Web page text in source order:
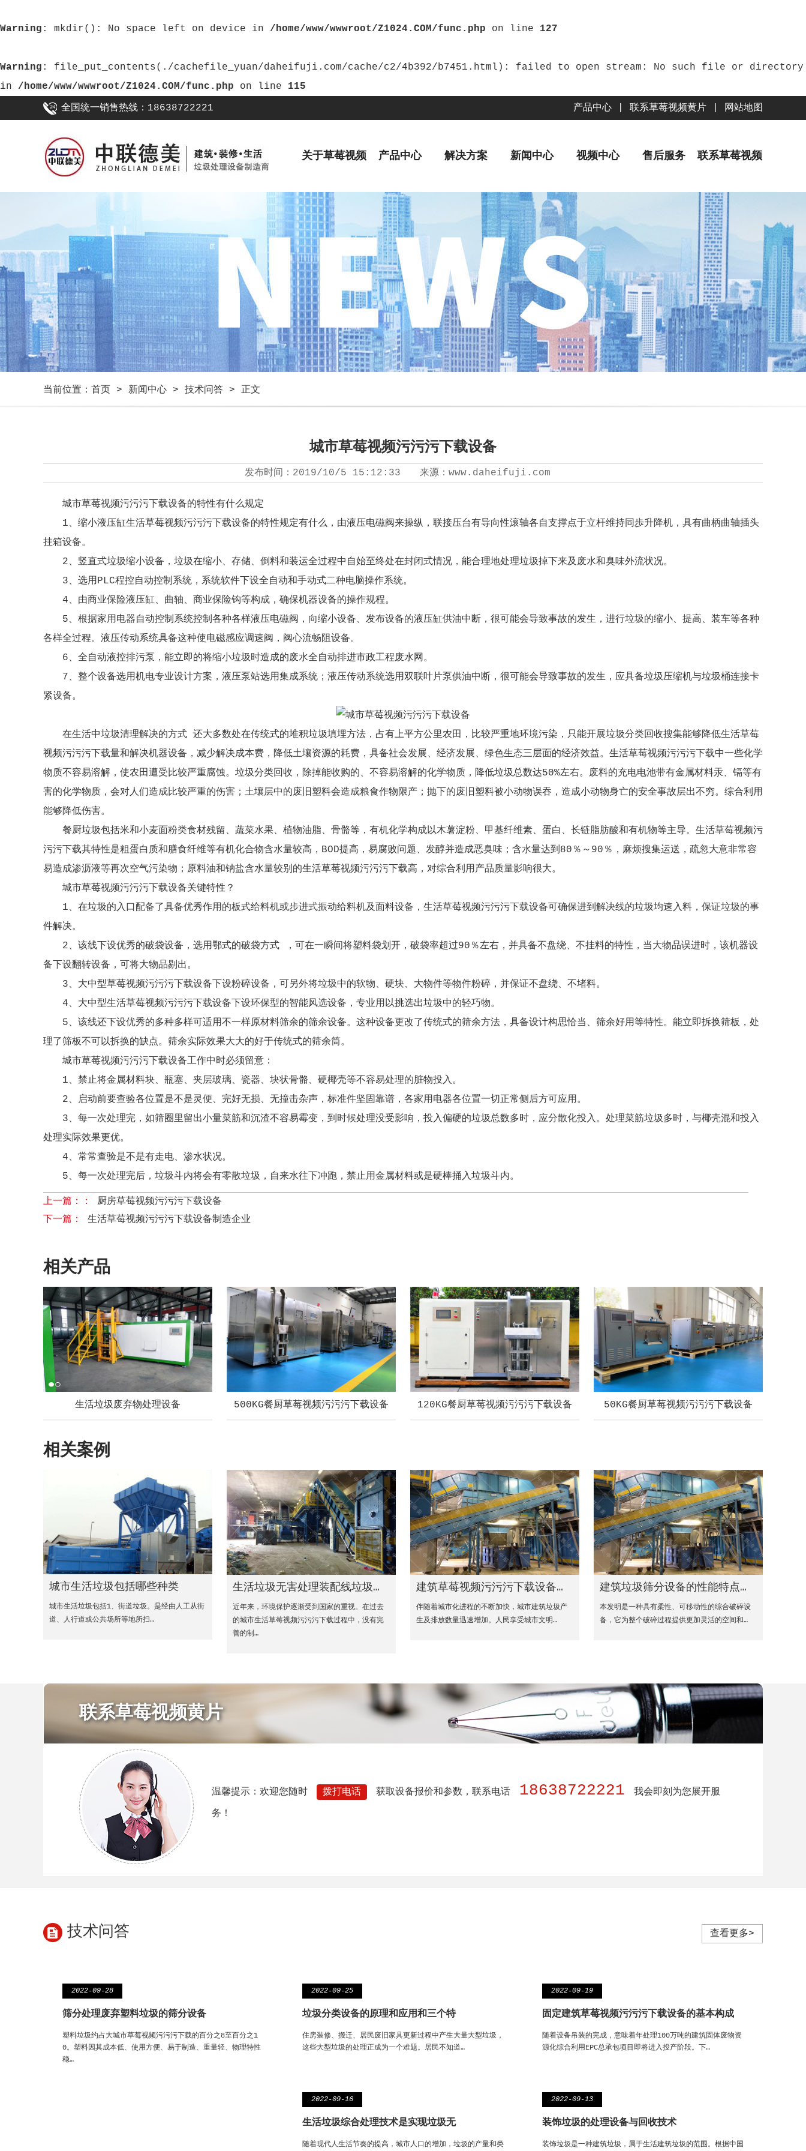
Warning : mkdir(): No space left on device in /home/www/wwwroot/Z1024.COM/func.php on line 127
Warning : file_put_contents(./cachefile_yuan/daheifuji.com/cache/c2/4b392/b7451.html): failed to open stream: No such file or directory
in /home/www/wwwroot/Z1024.COM/func.php on line 115
产品中心
联系草莓视频黄片 网站地图
全国统一销售热线：18638722221
关于草莓视频
黄片
产品中心 解决方案 新闻中心 视频中心 售后服务 联系草莓视频
黄片
当前位置： 首页 > 新闻中心 > 技术问答 > 正文
城市草莓视频污污污下载设备
发布时间： 2019/10/5 15:12:33 来源： www.daheifuji.com
城市草莓视频污污污下载设备的特性有什么规定
1、缩小液压缸生活草莓视频污污污下载设备的特性规定有什么，由液压电磁阀来操纵，联接压台有导向性滚轴各自支撑点于立杆维持同歩升降机，具有曲柄曲轴插头
挂箱设备。
2、竖直式垃圾缩小设备，垃圾在缩小、存储、倒料和装运全过程中自始至终处在封闭式情况，能合理地处理垃圾掉下来及废水和臭味外流状况。
3、选用PLC程控自动控制系统，系统软件下设全自动和手动式二种电脑操作系统。
4、由商业保险液压缸、曲轴、商业保险钩等构成，确保机器设备的操作规程。
5、根据家用电器自动控制系统控制各种各样液压电磁阀，向缩小设备、发布设备的液压缸供油中断，很可能会导致事故的发生，进行垃圾的缩小、提高、装车等各种
各样全过程。液压传动系统具备这种使电磁感应调速阀，阀心流畅阻设备。
6、全自动液控排污泵，能立即的将缩小垃圾时造成的废水全自动排进市政工程废水网。
7、整个设备选用机电专业设计方案，液压泵站选用集成系统；液压传动系统选用双联叶片泵供油中断，很可能会导致事故的发生，应具备垃圾压缩机与垃圾桶连接卡
紧设备。
在生活中垃圾清理解决的方式 还大多数处在传统式的堆积垃圾填埋方法，占有上平方公里农田，比较严重地环境污染，只能开展垃圾分类回收搜集能够降低生活草莓
视频污污污下载量和解决机器设备，减少解决成本费，降低土壤资源的耗费，具备社会发展、经济发展、绿色生态三层面的经济效益。生活草莓视频污污污下载中一些化学
物质不容易溶解，使农田遭受比较严重腐蚀。垃圾分类回收，除掉能收购的、不容易溶解的化学物质，降低垃圾总数达50%左右。废料的充电电池带有金属材料汞、镉等有
害的化学物质，会对人们造成比较严重的伤害；土壤层中的废旧塑料会造成粮食作物限产；抛下的废旧塑料被小动物误吞，造成小动物身亡的安全事故层出不穷。综合利用
能够降低伤害。
餐厨垃圾包括米和小麦面粉类食材残留、蔬菜水果、植物油脂、骨骼等，有机化学构成以木薯淀粉、甲基纤维素、蛋白、长链脂肪酸和有机物等主导。生活草莓视频污
污污下载其特性是粗蛋白质和膳食纤维等有机化合物含水量较高，BOD提高，易腐败问题、发醇并造成恶臭味；含水量达到80％～90％，麻烦搜集运送，疏忽大意非常容
易造成渗沥液等再次空气污染物；原料油和钠盐含水量较别的生活草莓视频污污污下载高，对综合利用产品质量影响很大。
城市草莓视频污污污下载设备关键特性？
1、在垃圾的入口配备了具备优秀作用的板式给料机或步进式振动给料机及面料设备，生活草莓视频污污污下载设备可确保进到解决线的垃圾均速入料，保证垃圾的事
件解决。
2、该线下设优秀的破袋设备，选用鄂式的破袋方式 ，可在一瞬间将塑料袋划开，破袋率超过90％左右，并具备不盘绕、不挂料的特性，当大物品误进时，该机器设
备下设翻转设备，可将大物品剔出。
3、大中型草莓视频污污污下载设备下设粉碎设备，可另外将垃圾中的软物、硬块、大物件等物件粉碎，并保证不盘绕、不堵料。
4、大中型生活草莓视频污污污下载设备下设环保型的智能风选设备，专业用以挑选出垃圾中的轻巧物。
5、该线还下设优秀的多种多样可适用不一样原材料筛余的筛余设备。这种设备更改了传统式的筛余方法，具备设计构思恰当、筛余好用等特性。能立即拆换筛板，处
理了筛板不可以拆换的缺点。筛余实际效果大大的好于传统式的筛余筒。
城市草莓视频污污污下载设备工作中时必须留意：
1、禁止将金属材料块、瓶塞、夹层玻璃、瓷器、块状骨骼、硬椰壳等不容易处理的脏物投入。
2、启动前要查验各位置是不是灵便、完好无损、无撞击杂声，标准件坚固靠谱，各家用电器各位置一切正常侧后方可应用。
3、每一次处理完，如筛圈里留出小量菜筋和沉渣不容易霉变，到时候处理没受影响，投入偏硬的垃圾总数多时，应分散化投入。处理菜筋垃圾多时，与椰壳混和投入
处理实际效果更优。
4、常常查验是不是有走电、渗水状况。
5、每一次处理完后，垃圾斗内将会有零散垃圾，自来水往下冲跑，禁止用金属材料或是硬棒捅入垃圾斗内。
上一篇：： 厨房草莓视频污污污下载设备
下一篇： 生活草莓视频污污污下载设备制造企业
相关产品
生活垃圾废弃物处理设备 500KG餐厨草莓视频污污污下载设备 120KG餐厨草莓视频污污污下载设备 50KG餐厨草莓视频污污污下载设备
相关案例
城市生活垃圾包括哪些种类
城市生活垃圾包括1、街道垃圾。是经由人工从街
道、人行道或公共场所等地所扫…
生活垃圾无害处理装配线垃圾无害处理不再需要进口到国外
近年来，环境保护逐渐受到国家的重视。在过去
的城市生活草莓视频污污污下载过程中，没有完
善的制…
建筑草莓视频污污污下载设备的可循环经济模式
伴随着城市化进程的不断加快，城市建筑垃圾产
生及排放数量迅速增加。人民享受城市文明…
建筑垃圾筛分设备的性能特点和优势
本发明是一种具有柔性、可移动性的综合破碎设
备，它为整个破碎过程提供更加灵活的空间和…
联系草莓视频黄片
温馨提示：欢迎您随时 拨打电话 获取设备报价和参数，联系电话 18638722221
务！
查看更多>
技术问答
2022-09-28
筛分处理废弃塑料垃圾的筛分设备
塑料垃圾约占大城市草莓视频污污污下载的百分之8至百分之1
0。塑料因其成本低、使用方便、易于制造、重量轻、物理特性
稳…
2022-09-25
垃圾分类设备的原理和应用和三个特
住房装修、搬迁、居民废旧家具更新过程中产生大量大型垃圾，
这些大型垃圾的处理正成为一个难题。居民不知道…
2022-09-19
固定建筑草莓视频污污污下载设备的基本构成
随着设备吊装的完成，意味着年处理100万吨的建筑固体废物资
源化综合利用EPC总承包项目即将进入投产阶段。下…
2022-09-16
生活垃圾综合处理技术是实现垃圾无
随着现代人生活节奏的提高，城市人口的增加，垃圾的产量和类
2022-09-13
装饰垃圾的处理设备与回收技术
装饰垃圾是一种建筑垃圾，属于生活建筑垃圾的范围。根据中国